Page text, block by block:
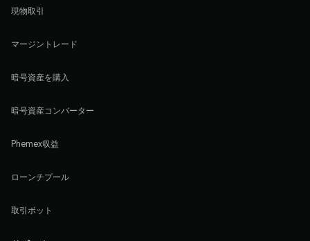
現物取引
マージントレード
暗号資産を購入
暗号資産コンバーター
Phemex収益
ローンチプール
取引ボット